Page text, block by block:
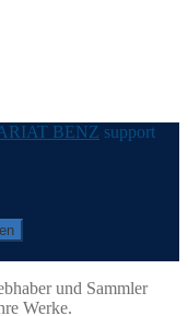
BENZ support